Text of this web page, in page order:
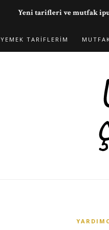
YEMEK TARIFLERIM
Yeni tarifleri ve mutfak